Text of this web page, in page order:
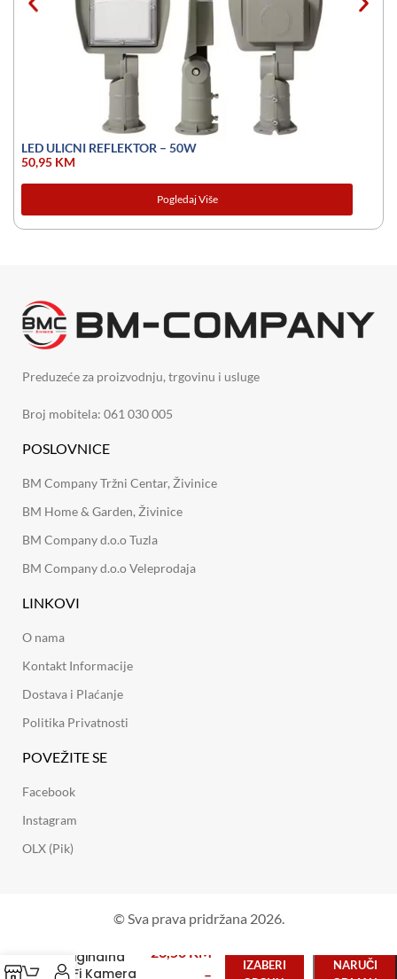
LED ULICNI REFLEKTOR – 50W
50,95 KM
Pogledaj Više
Preduzeće za proizvodnju, trgovinu i usluge
Broj mobitela: 061 030 005
POSLOVNICE
BM Company Tržni Centar, Živinice
BM Home & Garden, Živinice
BM Company d.o.o Tuzla
BM Company d.o.o Veleprodaja
LINKOVI
O nama
Kontakt Informacije
Dostava i Plaćanje
Politika Privatnosti
POVEŽITE SE
Facebook
Instagram
OLX (Pik)
© Sva prava pridržana 2026.
Originalna
WiFi Kamera
26,50 KM
–
IZABERI
NARUČI